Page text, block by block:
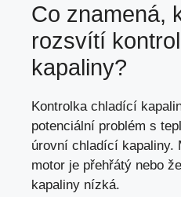
Co znamená,
rozsvítí
kapaliny?
Kontrolka chladící
potenciální problém s
úrovní chladící kapaliny.
motor je přehřátý nebo
kapaliny nízká.